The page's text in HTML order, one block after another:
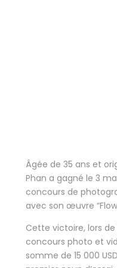
Âgée de 35 ans et
Phan a gagné le 3
concours de
avec son œuvre
Cette victoire, lors
concours photo et
somme de 15 000